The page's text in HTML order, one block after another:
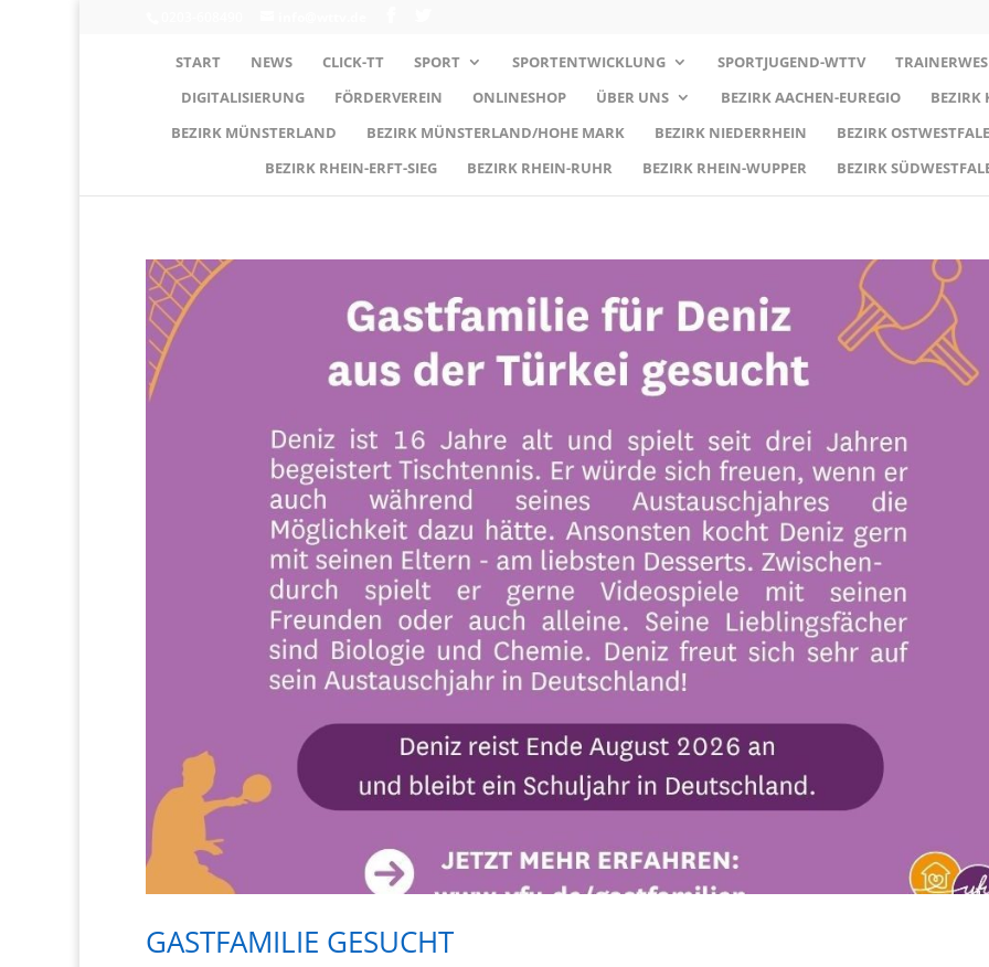
START NEWS CLICK-TT SPORT SPORTENTWICKLUNG SPORTJUGEND-WTTV
DIGITALISIERUNG
FÖRDERVEREIN ONLINESHOP ÜBER UNS BEZIRK AACHEN-EUREGIO
BEZIRK
BEZIRK MÜNSTERLAND
BEZIRK MÜNSTERLAND/HOHE MARK BEZIRK NIEDERRHEIN
BEZIRK
BEZIRK RHEIN-ERFT-SIEG
BEZIRK RHEIN-RUHR BEZIRK RHEIN-WUPPER BEZIRK
GASTFAMILIE GESUCHT